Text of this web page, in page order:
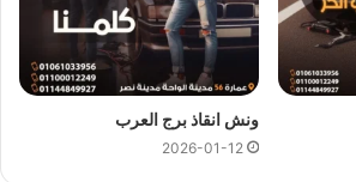
اوناش انقاذفي جميع انحاء
السيارات المعطلة و سيارات الحوادث.
ونش انقاذ برج العرب
2026-01-12